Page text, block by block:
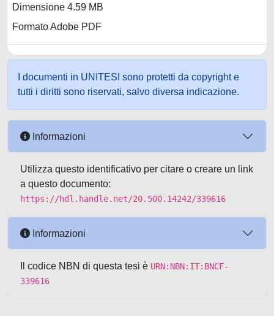
Dimensione 4.59 MB
Formato Adobe PDF
I documenti in UNITESI sono protetti da copyright e
tutti i diritti sono riservati, salvo diversa indicazione.
Informazioni
Utilizza questo identificativo per citare o creare un link
a questo documento:
https://hdl.handle.net/20.500.14242/339616
Informazioni
Il codice NBN di questa tesi è URN:NBN:IT:BNCF-
339616